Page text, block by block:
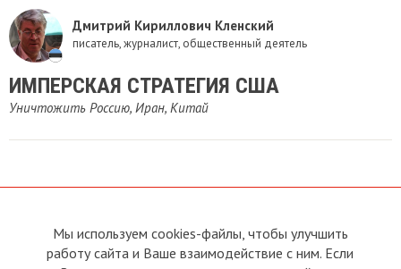
Дмитрий Кириллович Кленский
писатель, журналист, общественный деятель
ИМПЕРСКАЯ СТРАТЕГИЯ США
Уничтожить Россию, Иран, Китай
О сайте
Прямая связь с
Председателем
Мы используем cookies-файлы, чтобы улучшить
работу сайта и Ваше взаимодействие с ним. Если